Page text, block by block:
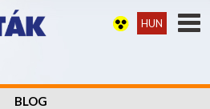
HUN
BLOG